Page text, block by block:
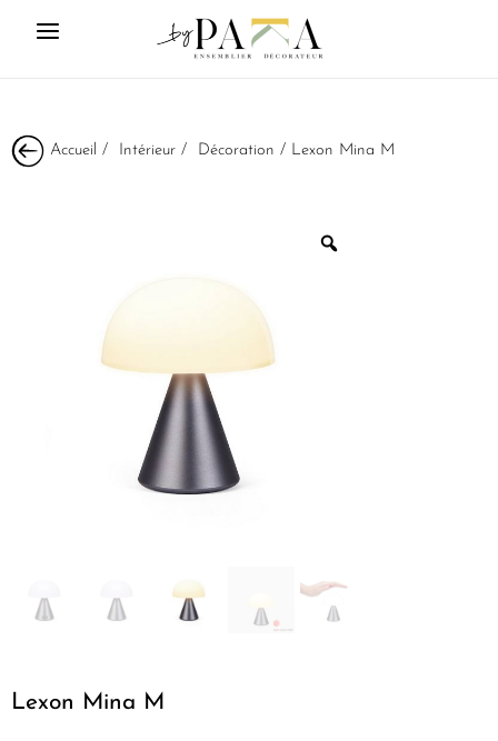
Accueil / Intérieur / Décoration / Lexon Mina M
Lexon Mina M